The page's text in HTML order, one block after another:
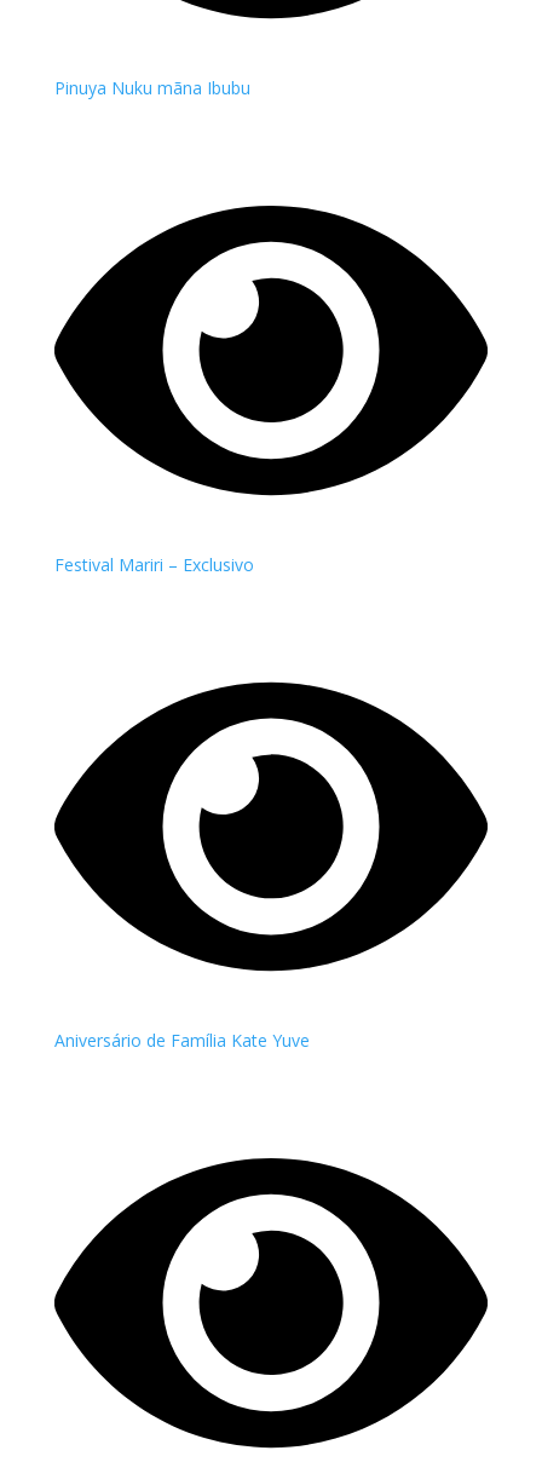
Pinuya Nuku mãna Ibubu
Festival Mariri – Exclusivo
Aniversário de Família Kate Yuve